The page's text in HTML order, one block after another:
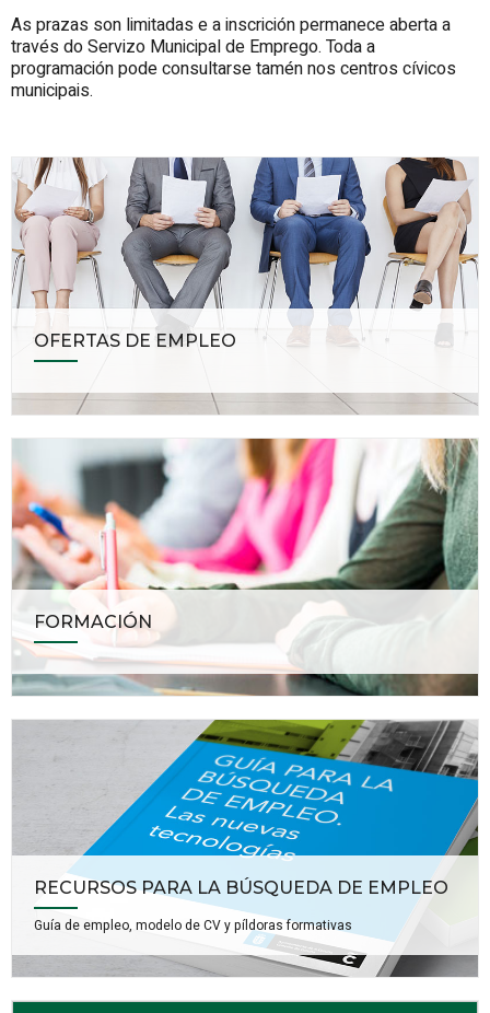
As prazas son limitadas e a inscrición permanece aberta a
través do Servizo Municipal de Emprego. Toda a
programación pode consultarse tamén nos centros cívicos
municipais.
OFERTAS DE EMPLEO
FORMACIÓN
RECURSOS PARA LA BÚSQUEDA DE EMPLEO
Guía de empleo, modelo de CV y píldoras formativas